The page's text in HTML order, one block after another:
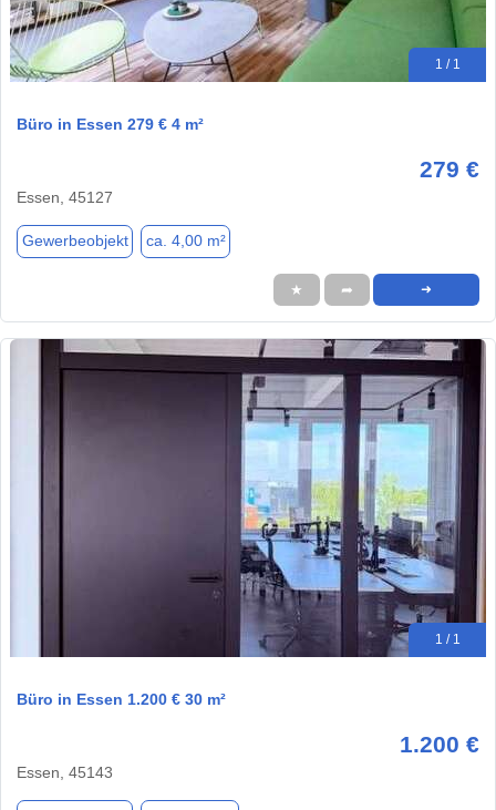
1 / 1
Büro in Essen 279 € 4 m²
279 €
Essen, 45127
Gewerbeobjekt ca. 4,00 m²
★ ➦ ➜
1 / 1
Büro in Essen 1.200 € 30 m²
1.200 €
Essen, 45143